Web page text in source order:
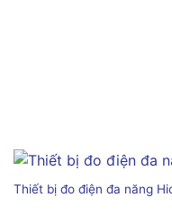
Thiết bị đo điện đa năng